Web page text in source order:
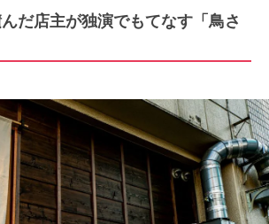
だ店主が独演でもてなす「鳥さ